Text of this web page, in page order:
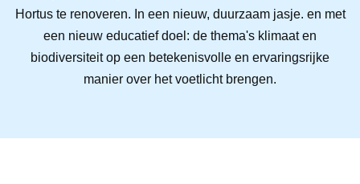
Hortus te renoveren. In een nieuw, duurzaam jasje. en met
een nieuw educatief doel: de thema's klimaat en
biodiversiteit op een betekenisvolle en ervaringsrijke
manier over het voetlicht brengen.